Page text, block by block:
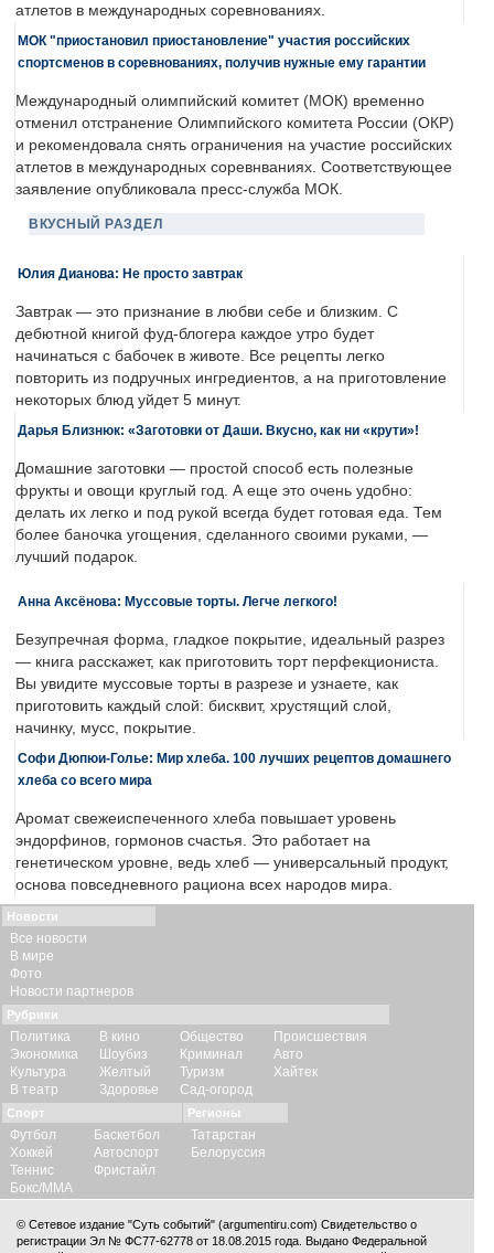
атлетов в международных соревнованиях.
МОК "приостановил приостановление" участия российских
спортсменов в соревнованиях, получив нужные ему гарантии
Международный олимпийский комитет (МОК) временно
отменил отстранение Олимпийского комитета России (ОКР)
и рекомендовала снять ограничения на участие российских
атлетов в международных соревнваниях. Соответствующее
заявление опубликовала пресс-служба МОК.
ВКУСНЫЙ РАЗДЕЛ
Юлия Дианова: Не просто завтрак
Завтрак — это признание в любви себе и близким. С
дебютной книгой фуд-блогера каждое утро будет
начинаться с бабочек в животе. Все рецепты легко
повторить из подручных ингредиентов, а на приготовление
некоторых блюд уйдет 5 минут.
Дарья Близнюк: «Заготовки от Даши. Вкусно, как ни «крути»!
Домашние заготовки — простой способ есть полезные
фрукты и овощи круглый год. А еще это очень удобно:
делать их легко и под рукой всегда будет готовая еда. Тем
более баночка угощения, сделанного своими руками, —
лучший подарок.
Анна Аксёнова: Муссовые торты. Легче легкого!
Безупречная форма, гладкое покрытие, идеальный разрез
— книга расскажет, как приготовить торт перфекциониста.
Вы увидите муссовые торты в разрезе и узнаете, как
приготовить каждый слой: бисквит, хрустящий слой,
начинку, мусс, покрытие.
Софи Дюпюи-Голье: Мир хлеба. 100 лучших рецептов домашнего
хлеба со всего мира
Аромат свежеиспеченного хлеба повышает уровень
эндорфинов, гормонов счастья. Это работает на
генетическом уровне, ведь хлеб — универсальный продукт,
основа повседневного рациона всех народов мира.
Новости
Все новости
В мире
Фото
Новости партнеров
Рубрики
Политика
Экономика
Культура
В театр
В кино
Шоубиз
Желтый
Здоровье
Общество
Криминал
Туризм
Сад-огород
Происшествия
Авто
Хайтек
Спорт
Футбол
Хоккей
Теннис
Бокс/ММА
Баскетбол
Автоспорт
Фристайл
Регионы
Татарстан
Белоруссия
© Сетевое издание "Суть событий" (argumentiru.com) Свидетельство о
регистрации Эл № ФС77-62778 от 18.08.2015 года. Выдано Федеральной